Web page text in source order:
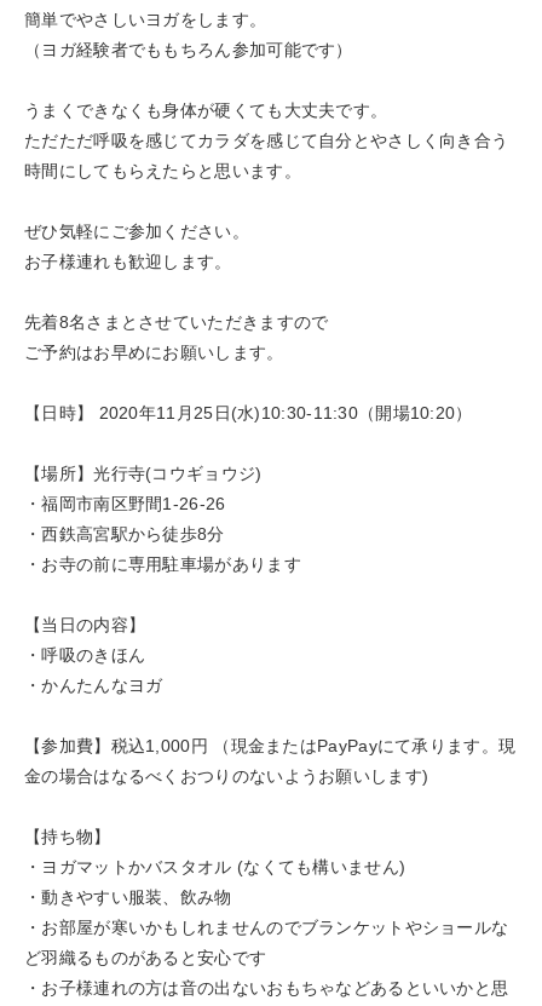
簡単でやさしいヨガをします。
（ヨガ経験者でももちろん参加可能です）
うまくできなくも身体が硬くても大丈夫です。
ただただ呼吸を感じてカラダを感じて自分とやさしく向き合う
時間にしてもらえたらと思います。
ぜひ気軽にご参加ください。
お子様連れも歓迎します。
先着8名さまとさせていただきますので
ご予約はお早めにお願いします。
【日時】 2020年11月25日(水)10:30-11:30（開場10:20）
【場所】光行寺(コウギョウジ)
・福岡市南区野間1-26-26
・西鉄高宮駅から徒歩8分
・お寺の前に専用駐車場があります
【当日の内容】
・呼吸のきほん
・かんたんなヨガ
【参加費】税込1,000円 （現金またはPayPayにて承ります。現
金の場合はなるべくおつりのないようお願いします)
【持ち物】
・ヨガマットかバスタオル (なくても構いません)
・動きやすい服装、飲み物
・お部屋が寒いかもしれませんのでブランケットやショールな
ど羽織るものがあると安心です
・お子様連れの方は音の出ないおもちゃなどあるといいかと思